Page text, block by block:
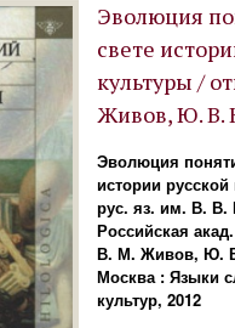
Эволюция
свете
культуры /
Живов, Ю. В.
Эволюция
истории
рус. яз. им. В. В.
Российская
В. М. Живов, Ю.
Москва : Языки
культур, 2012